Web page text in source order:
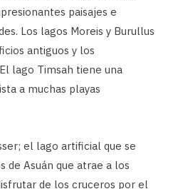
paisajes e
Los lagos Moreis y Burullus
antiguos y los
lago Timsah tiene una
a muchas playas
el lago artificial que se
de Asuán que atrae a los
de los cruceros por el